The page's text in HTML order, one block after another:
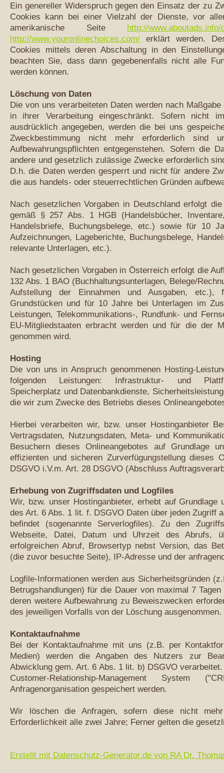
Ein genereller Widerspruch gegen den Einsatz der zu
Cookies kann bei einer Vielzahl der Dienste, vor
amerikanische Seite http://www.aboutads.info/
http://www.youronlinechoices.com/ erklärt werden.
Cookies mittels deren Abschaltung in den
beachten Sie, dass dann gegebenenfalls nicht alle
werden können.
Löschung von Daten
Die von uns verarbeiteten Daten werden nach
in ihrer Verarbeitung eingeschränkt. Sofern nicht
ausdrücklich angegeben, werden die bei uns
Zweckbestimmung nicht mehr erforderlich sind
Aufbewahrungspflichten entgegenstehen. Sofern die
andere und gesetzlich zulässige Zwecke erforderlich
D.h. die Daten werden gesperrt und nicht für andere
die aus handels- oder steuerrechtlichen Gründen
Nach gesetzlichen Vorgaben in Deutschland erfolgt
gemäß § 257 Abs. 1 HGB (Handelsbücher,
Handelsbriefe, Buchungsbelege, etc.) sowie für 10
Aufzeichnungen, Lageberichte, Buchungsbelege,
relevante Unterlagen, etc.).
Nach gesetzlichen Vorgaben in Österreich erfolgt die
132 Abs. 1 BAO (Buchhaltungsunterlagen, Belege/
Aufstellung der Einnahmen und Ausgaben,
Grundstücken und für 10 Jahre bei Unterlagen im
Leistungen, Telekommunikations-, Rundfunk- und
EU-Mitgliedstaaten erbracht werden und für die der
genommen wird.
Hosting
Die von uns in Anspruch genommenen Hosting-
folgenden Leistungen: Infrastruktur- und
Speicherplatz und Datenbankdienste,
die wir zum Zwecke des Betriebs dieses
Hierbei verarbeiten wir, bzw. unser Hostinganbieter
Vertragsdaten, Nutzungsdaten, Meta- und
Besuchern dieses Onlineangebotes auf Grundlage
effizienten und sicheren Zurverfügungstellung
DSGVO i.V.m. Art. 28 DSGVO (Abschluss
Erhebung von Zugriffsdaten und Logfiles
Wir, bzw. unser Hostinganbieter, erhebt auf
des Art. 6 Abs. 1 lit. f. DSGVO Daten über jeden Zugriff
befindet (sogenannte Serverlogfiles). Zu den
Webseite, Datei, Datum und Uhrzeit des Abrufs,
erfolgreichen Abruf, Browsertyp nebst Version, das
(die zuvor besuchte Seite), IP-Adresse und der
Logfile-Informationen werden aus Sicherheitsgründen
Betrugshandlungen) für die Dauer von maximal 7
deren weitere Aufbewahrung zu Beweiszwecken
des jeweiligen Vorfalls von der Löschung ausgenommen.
Kontaktaufnahme
Bei der Kontaktaufnahme mit uns (z.B. per
Medien) werden die Angaben des Nutzers zur
Abwicklung gem. Art. 6 Abs. 1 lit. b) DSGVO
Customer-Relationship-Management System
Anfragenorganisation gespeichert werden.
Wir löschen die Anfragen, sofern diese nicht
Erforderlichkeit alle zwei Jahre; Ferner gelten die
Erstellt mit Datenschutz-Generator.de von RA Dr.